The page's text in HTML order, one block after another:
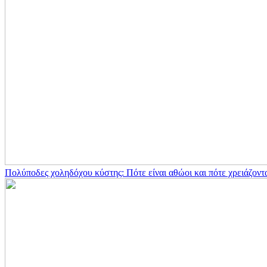
Πολύποδες χοληδόχου κύστης: Πότε είναι αθώοι και πότε